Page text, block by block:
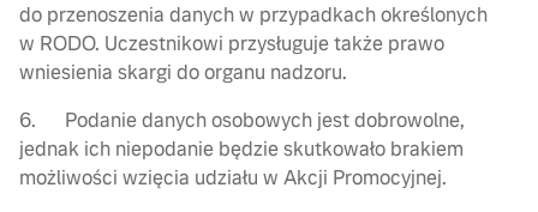
do przenoszenia danych w przypadkach określonych
w RODO. Uczestnikowi przysługuje także prawo
wniesienia skargi do organu nadzoru.
6. Podanie danych osobowych jest dobrowolne,
jednak ich niepodanie będzie skutkowało brakiem
możliwości wzięcia udziału w Akcji Promocyjnej.